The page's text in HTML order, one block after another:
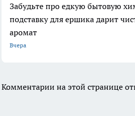
Забудьте про едкую бытовую
подставку для ершика дарит
аромат
Вчера
Комментарии на этой странице